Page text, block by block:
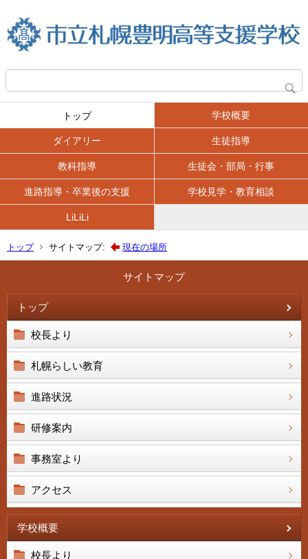
トップ 学校概要
ダイアリー 生徒指導
教科指導 生徒会・部局・行事
進路指導・卒業後の支援 学校見学・教育相談
LiLiLi
トップ サイトマップ: 現在の場所
サイトマップ
トップ
校長より
札幌らしい教育
進路状況
研修案内
事務室より
アクセス
学校概要
校長より